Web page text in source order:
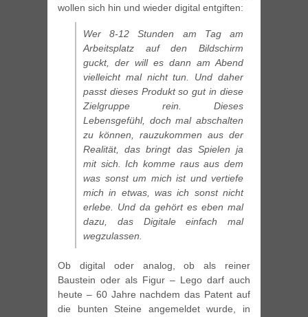
wollen sich hin und wieder digital entgiften:
Wer 8-12 Stunden am Tag am
Arbeitsplatz auf den Bildschirm
guckt, der will es dann am Abend
vielleicht mal nicht tun. Und daher
passt dieses Produkt so gut in diese
Zielgruppe rein. Dieses
Lebensgefühl, doch mal abschalten
zu können, rauzukommen aus der
Realität, das bringt das Spielen ja
mit sich. Ich komme raus aus dem
was sonst um mich ist und vertiefe
mich in etwas, was ich sonst nicht
erlebe. Und da gehört es eben mal
dazu, das Digitale einfach mal
wegzulassen.
Ob digital oder analog, ob als reiner
Baustein oder als Figur – Lego darf auch
heute – 60 Jahre nachdem das Patent auf
die bunten Steine angemeldet wurde, in